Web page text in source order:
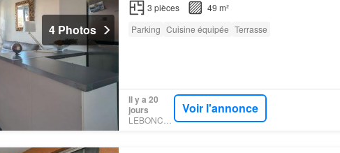
4 Photos
3 pièces
49 m²
Parking Cuisine équipée Terrasse
Il y a 20
jours
Voir l'annonce